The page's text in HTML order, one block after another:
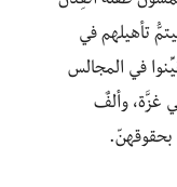
تأهيلهم في
في المجالس
غزَّة، وألفٌ
بحقوقهنّ.